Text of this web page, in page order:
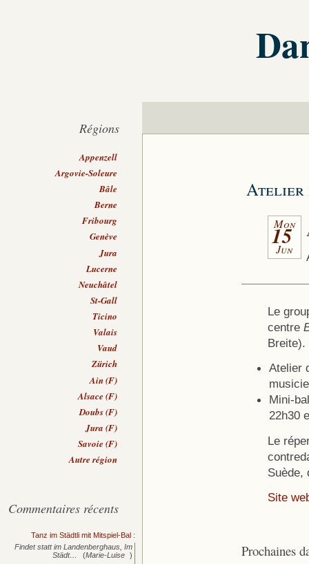
Atelier
Mon
15
Jun
Le
centre
Breite).
Atelier
Mini-
22h30
Le
Suède,
Site
Prochaines
Régions
Appenzell
Argovie-Soleure
Bâle
Berne
Fribourg
Genève
Jura
Lucerne
Neuchâtel
St-Gall
Ticino
Valais
Vaud
Zürich
Ain (F)
Alsace (F)
Doubs (F)
Jura (F)
Savoie (F)
Autre région
Commentaires récents
Tanz im Städtli mit Mitspiel-Bal :
Findet statt im Landenberghaus, Im
Städt…
(Marie-Luise )